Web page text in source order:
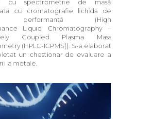
cu spectrometrie de masă
cu cromatografie lichidă de
performanță (High
Liquid Chromatography –
Coupled Plasma Mass
(HPLC-ICPMS)). S-a elaborat
un chestionar de evaluare a
la metale.